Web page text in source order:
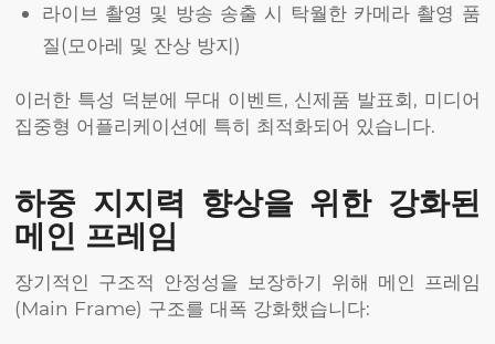
라이브 촬영 및 방송 송출 시 탁월한 카메라 촬영 품
질(모아레 및 잔상 방지)
이러한 특성 덕분에 무대 이벤트, 신제품 발표회, 미디어
집중형 어플리케이션에 특히 최적화되어 있습니다.
하중 지지력 향상을 위한 강화된
메인 프레임
장기적인 구조적 안정성을 보장하기 위해 메인 프레임
(Main Frame) 구조를 대폭 강화했습니다: